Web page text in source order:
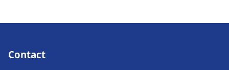
Contact